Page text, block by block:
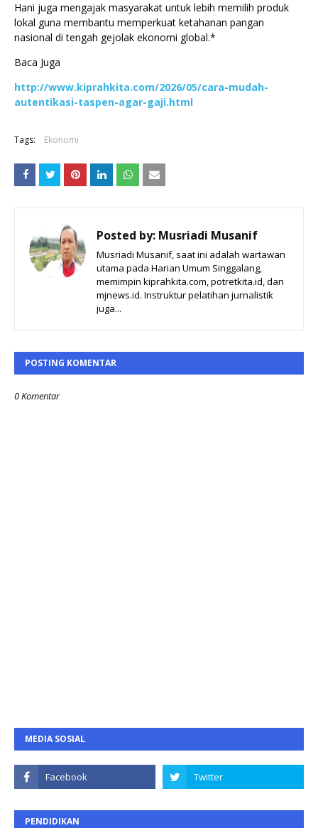
Hani juga mengajak masyarakat untuk lebih memilih produk
lokal guna membantu memperkuat ketahanan pangan
nasional di tengah gejolak ekonomi global.*
Baca Juga
http://www.kiprahkita.com/2026/05/cara-mudah-
autentikasi-taspen-agar-gaji.html
Tags: Ekonomi
Posted by: Musriadi Musanif
Musriadi Musanif, saat ini adalah wartawan
utama pada Harian Umum Singgalang,
memimpin kiprahkita.com, potretkita.id, dan
mjnews.id. Instruktur pelatihan jurnalistik
juga...
POSTING KOMENTAR
0 Komentar
MEDIA SOSIAL
PENDIDIKAN